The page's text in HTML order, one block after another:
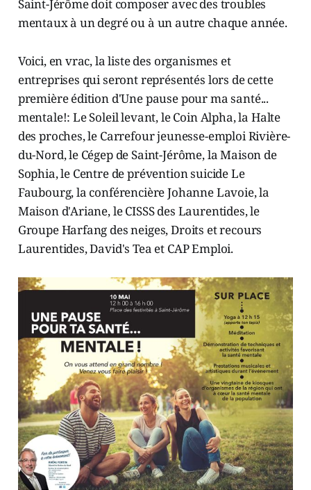
Saint-Jérôme doit composer avec des troubles
mentaux à un degré ou à un autre chaque année.
Voici, en vrac, la liste des organismes et
entreprises qui seront représentés lors de cette
première édition d'Une pause pour ma santé...
mentale!: Le Soleil levant, le Coin Alpha, la Halte
des proches, le Carrefour jeunesse-emploi Rivière-
du-Nord, le Cégep de Saint-Jérôme, la Maison de
Sophia, le Centre de prévention suicide Le
Faubourg, la conférencière Johanne Lavoie, la
Maison d'Ariane, le CISSS des Laurentides, le
Groupe Harfang des neiges, Droits et recours
Laurentides, David's Tea et CAP Emploi.